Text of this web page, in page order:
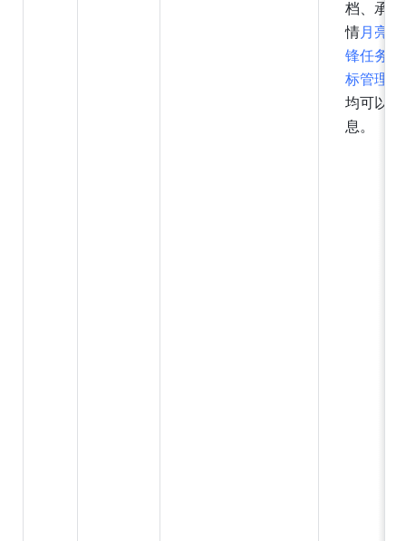
档、承
情月亮
锋任务
标管理项
均可以
息。